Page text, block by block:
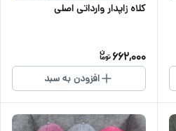
کلاه زاپدار وارداتی اصلی
662,000
افزودن به سبد